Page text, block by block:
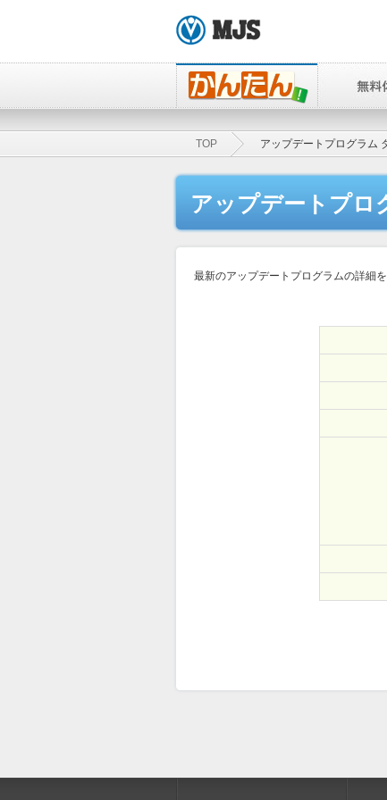
TOP アップデートプログラム
アップデートプロ
最新のアップデートプログラムの詳細